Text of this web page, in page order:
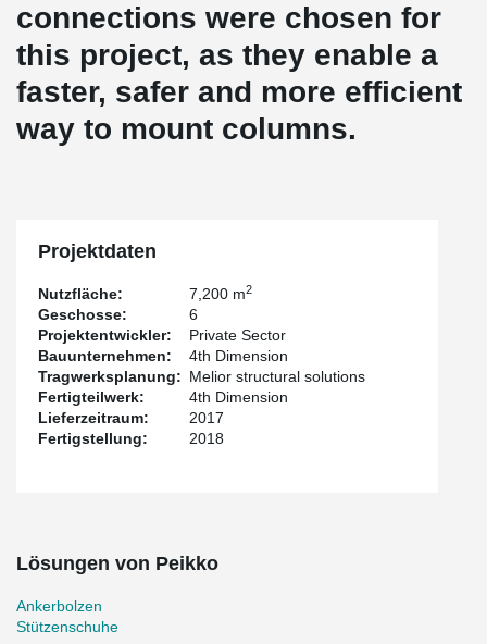
connections were chosen for
this project, as they enable a
faster, safer and more efficient
way to mount columns.
Projektdaten
Nutzfläche: 7,200 m2
Geschosse:
6
Projektentwickler:
Private Sector
Bauunternehmen:
4th Dimension
Tragwerksplanung: Melior structural solutions
Fertigteilwerk:
4th Dimension
Lieferzeitraum:
2017
Fertigstellung:
2018
Lösungen von Peikko
Ankerbolzen
Stützenschuhe